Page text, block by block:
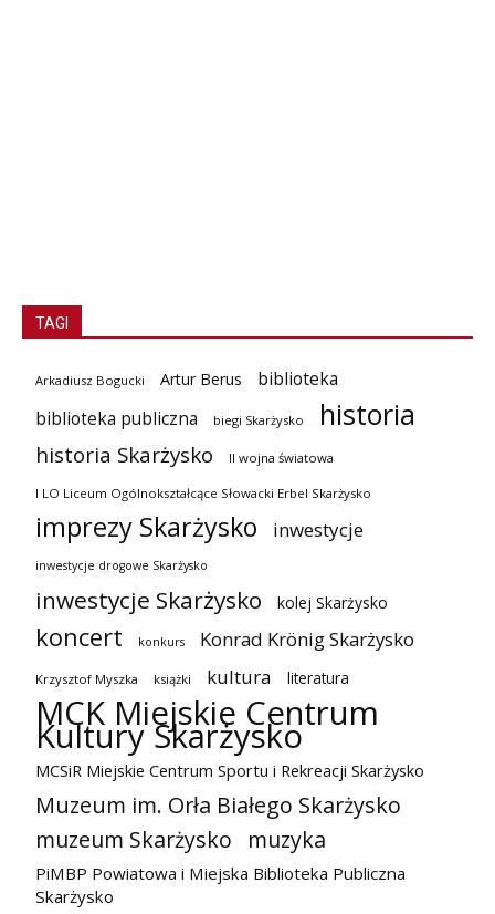
TAGI
Arkadiusz Bogucki Artur Berus
biblioteka
biblioteka publiczna
biegi Skarżysko historia
historia Skarżysko II wojna światowa
I LO Liceum Ogólnokształcące Słowacki Erbel Skarżysko
imprezy Skarżysko inwestycje
inwestycje drogowe Skarżysko
inwestycje Skarżysko kolej Skarżysko
koncert konkurs Konrad Krönig Skarżysko
Krzysztof Myszka książki kultura literatura
MCK Miejskie Centrum
Kultury Skarżysko
MCSiR Miejskie Centrum Sportu i Rekreacji Skarżysko
Muzeum im. Orła Białego Skarżysko
muzeum Skarżysko
muzyka
PiMBP Powiatowa i Miejska Biblioteka Publiczna
Skarżysko